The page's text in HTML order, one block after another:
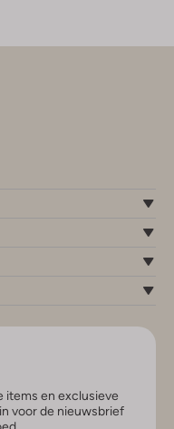
items en exclusieve
voor de nieuwsbrief